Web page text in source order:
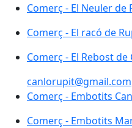
Comerç - El Neuler de
Comerç - El Neuler de
Comerç - El racó de
Comerç - El Rebost de
Comerç - El Rebost de
canlorupit@gmail.com
Comerç - Embotits
Comerç - Embotits
Comerç - Embotits